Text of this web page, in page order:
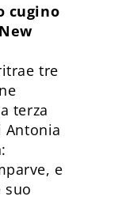
cugino
tre
terza
e
suo